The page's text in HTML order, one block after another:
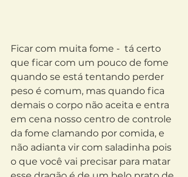
Ficar com muita fome -  tá certo
que ficar com um pouco de fome
quando se está tentando perder
peso é comum, mas quando fica
demais o corpo não aceita e entra
em cena nosso centro de controle
da fome clamando por comida, e
não adianta vir com saladinha pois
o que você vai precisar para matar